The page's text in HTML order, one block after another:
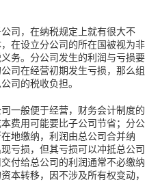
司，在纳税规定上就有很大不
在设立分公司的所在国被视为非
务。分公司发生的利润与亏损要
司在经营初期发生亏损，那么组
司的税收负担。
一般便于经营，财务会计制度的
费用可能要比子公司节省；分公
地缴纳，利润由总公司合并纳
亏损，但其亏损可以冲抵总公司
付给总公司的利润通常不必缴纳
本转移，因不涉及所有权变动，